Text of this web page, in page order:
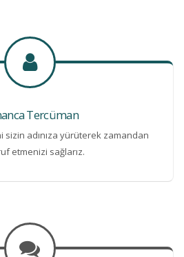
Tercüman
sizin adınıza yürüterek zamandan
etmenizi sağlarız.